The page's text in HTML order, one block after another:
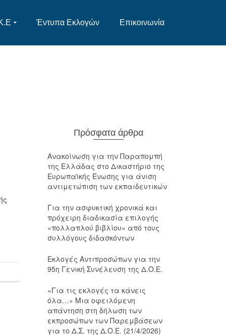
Έντυπα Εκλογών Επικοινωνία
Πρόσφατα άρθρα
Ανακοίνωση για την Παραπομπή
της Ελλάδας στο Δικαστήριο της
Ευρωπαϊκής Ένωσης για άνιση
αντιμετώπιση των εκπαιδευτικών
Για την ασφυκτική χρονικά και
πρόχειρη διαδικασία επιλογής
«πολλαπλού βιβλίου» από τους
συλλόγους διδασκόντων
Εκλογές Αντιπροσώπων για την
95η Γενική Συνέλευση της Δ.Ο.Ε.
«Για τις εκλογές τα κάνεις
όλα…» Μια οφειλόμενη
απάντηση στη δήλωση των
εκπροσώπων των Παρεμβάσεων
για το Δ.Σ. της Δ.Ο.Ε. (21/4/2026)